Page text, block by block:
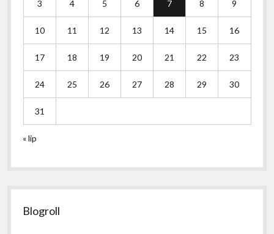
3 4 5 6 7 8 9
10 11 12 13 14 15 16
17 18 19 20 21 22 23
24 25 26 27 28 29 30
31
« lip
Blogroll